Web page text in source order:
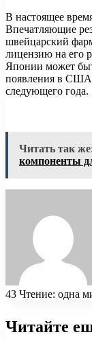
В настоящее
Впечатляющие
швейцарский
лицензию на его
Японии может
появления в США
следующего года.
Читать так
компоненты
43 Чтение: одна
Читайте